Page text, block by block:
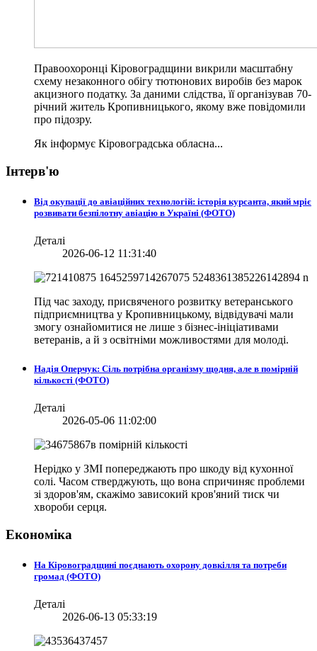
Правоохоронці Кіровоградщини викрили масштабну
схему незаконного обігу тютюнових виробів без марок
акцизного податку. За даними слідства, її організував 70-
річний житель Кропивницького, якому вже повідомили
про підозру.
Як інформує Кіровоградська обласна...
Інтерв'ю
Від окупації до авіаційних технологій: історія курсанта, який мріє
розвивати безпілотну авіацію в Україні (ФОТО)
Деталі
2026-06-12 11:31:40
Під час заходу, присвяченого розвитку ветеранського
підприємництва у Кропивницькому, відвідувачі мали
змогу ознайомитися не лише з бізнес-ініціативами
ветеранів, а й з освітніми можливостями для молоді.
Надія Оперчук: Сіль потрібна організму щодня, але в помірній
кількості (ФОТО)
Деталі
2026-05-06 11:02:00
Нерідко у ЗМІ попереджають про шкоду від кухонної
солі. Часом стверджують, що вона спричиняє проблеми
зі здоров'ям, скажімо зависокий кров'яний тиск чи
хвороби серця.
Економіка
На Кіровоградщині поєднають охорону довкілля та потреби
громад (ФОТО)
Деталі
2026-06-13 05:33:19